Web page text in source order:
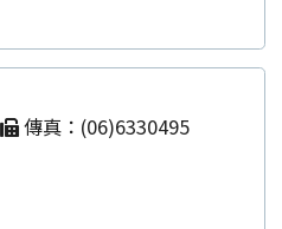
傳真：(06)6330495